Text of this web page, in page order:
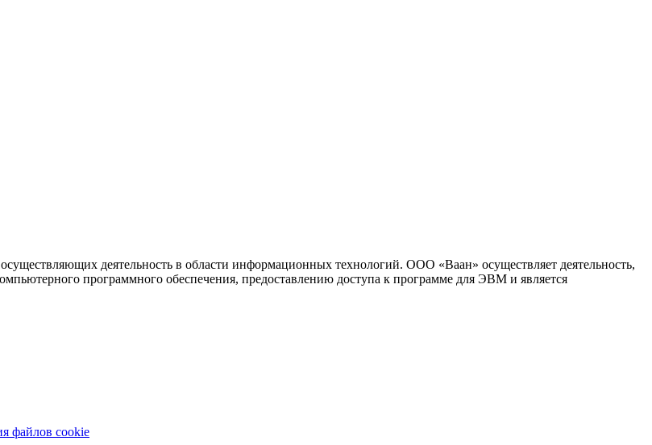
деятельность в области информационных технологий. ООО «Ваан» осуществляет деятельность,
программного обеспечения, предоставлению доступа к программе для ЭВМ и является
файлов cookie